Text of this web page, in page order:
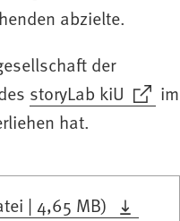
abzielte.
der
storyLab kiU
im
hat.
4,65 MB